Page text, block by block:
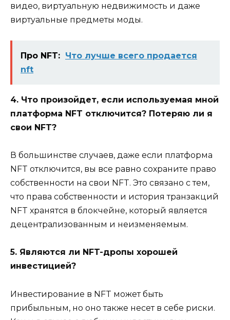
видео, виртуальную недвижимость и даже
виртуальные предметы моды.
Про NFT: Что лучше всего продается
nft
4. Что произойдет, если используемая мной
платформа NFT отключится? Потеряю ли я
свои NFT?
В большинстве случаев, даже если платформа
NFT отключится, вы все равно сохраните право
собственности на свои NFT. Это связано с тем,
что права собственности и история транзакций
NFT хранятся в блокчейне, который является
децентрализованным и неизменяемым.
5. Являются ли NFT-дропы хорошей
инвестицией?
Инвестирование в NFT может быть
прибыльным, но оно также несет в себе риски.